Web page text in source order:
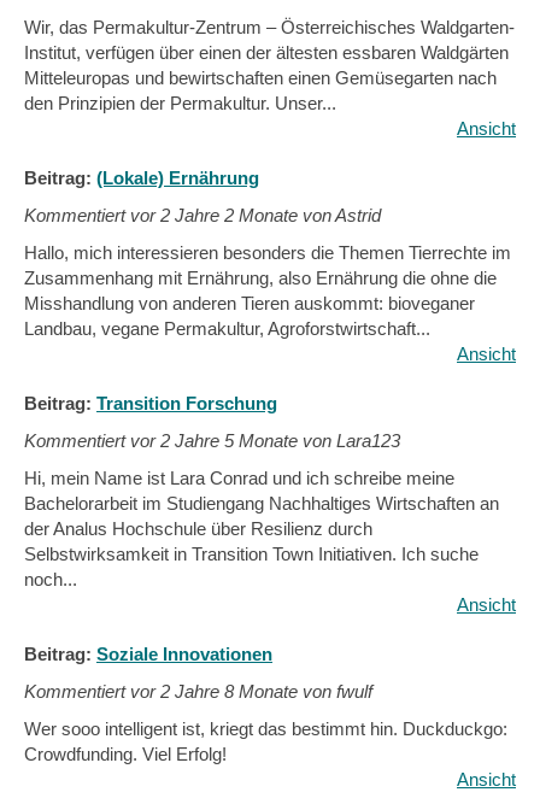
Wir, das Permakultur-Zentrum – Österreichisches Waldgarten-
Institut, verfügen über einen der ältesten essbaren Waldgärten
Mitteleuropas und bewirtschaften einen Gemüsegarten nach
den Prinzipien der Permakultur. Unser...
Ansicht
Beitrag: (Lokale) Ernährung
Kommentiert vor2 Jahre 2 Monate von Astrid
Hallo, mich interessieren besonders die Themen Tierrechte im
Zusammenhang mit Ernährung, also Ernährung die ohne die
Misshandlung von anderen Tieren auskommt: bioveganer
Landbau, vegane Permakultur, Agroforstwirtschaft...
Ansicht
Beitrag: Transition Forschung
Kommentiert vor2 Jahre 5 Monate von Lara123
Hi, mein Name ist Lara Conrad und ich schreibe meine
Bachelorarbeit im Studiengang Nachhaltiges Wirtschaften an
der Analus Hochschule über Resilienz durch
Selbstwirksamkeit in Transition Town Initiativen. Ich suche
noch...
Ansicht
Beitrag: Soziale Innovationen
Kommentiert vor2 Jahre 8 Monate von fwulf
Wer sooo intelligent ist, kriegt das bestimmt hin. Duckduckgo:
Crowdfunding. Viel Erfolg!
Ansicht